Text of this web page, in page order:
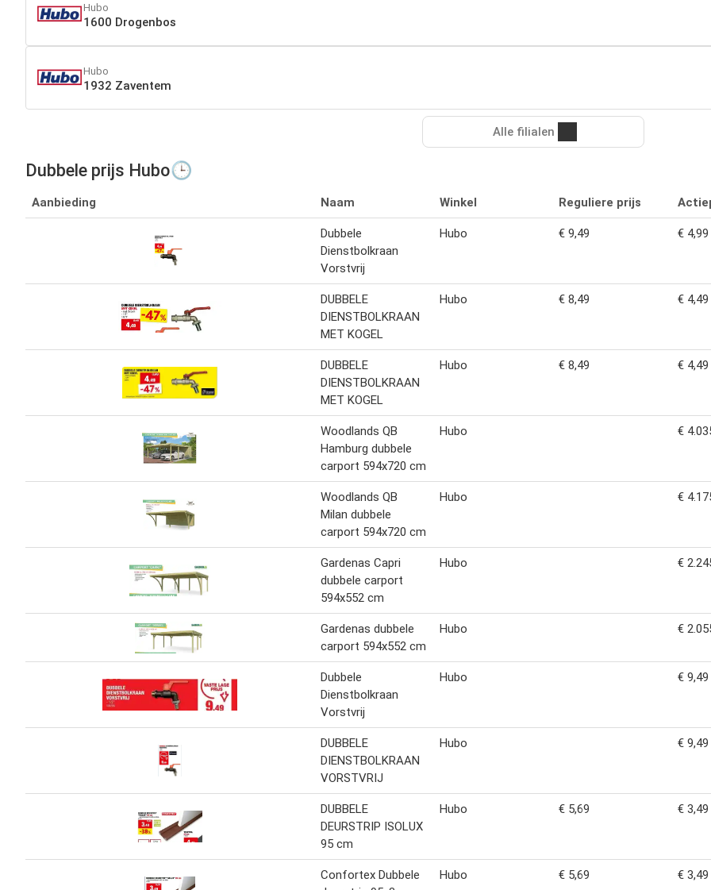
Hubo
1600 Drogenbos
Hubo
1932 Zaventem
Alle filialen
Dubbele prijs Hubo🕒
Aanbieding Naam Winkel Reguliere prijs
Dubbele
Dienstbolkraan
Vorstvrij
Hubo € 9,49 € 4,99
DUBBELE
DIENSTBOLKRAAN
MET KOGEL
Hubo € 8,49 € 4,49
DUBBELE
DIENSTBOLKRAAN
MET KOGEL
Hubo € 8,49 € 4,49
Woodlands QB
Hamburg dubbele
carport 594x720 cm
Hubo €
Woodlands QB
Milan dubbele
carport 594x720 cm
Hubo €
Gardenas Capri
dubbele carport
594x552 cm
Hubo €
Gardenas dubbele
carport 594x552 cm
Hubo €
Dubbele
Dienstbolkraan
Vorstvrij
Hubo € 9,49
DUBBELE
DIENSTBOLKRAAN
VORSTVRIJ
Hubo € 9,49
DUBBELE
DEURSTRIP ISOLUX
95 cm
Hubo € 5,69 € 3,49
Confortex Dubbele
Hubo € 5,69 € 3,49